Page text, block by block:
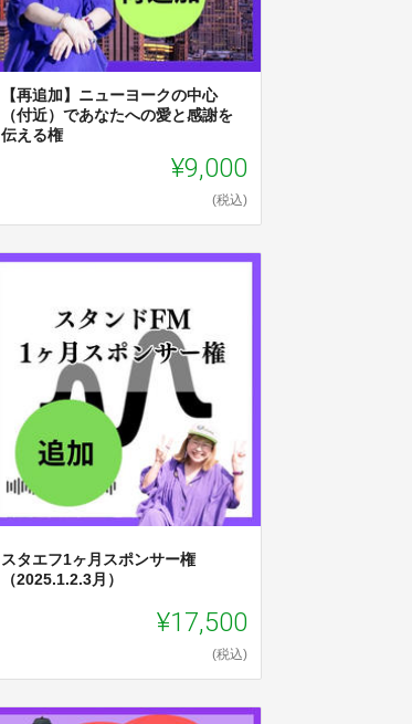
【再追加】ニューヨークの中心
（付近）であなたへの愛と感謝を
伝える権
¥9,000
(税込)
スタエフ1ヶ月スポンサー権
（2025.1.2.3月）
¥17,500
(税込)